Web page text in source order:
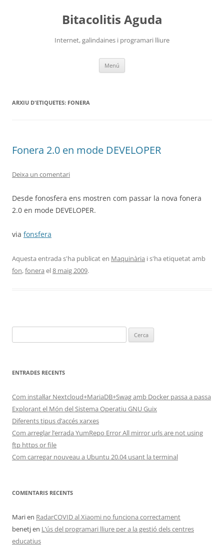
Bitacolitis Aguda
Internet, galindaines i programari lliure
Menú
ARXIU D'ETIQUETES: FONERA
Fonera 2.0 en mode DEVELOPER
Deixa un comentari
Desde fonosfera ens mostren com passar la nova fonera
2.0 en mode DEVELOPER.
via fonsfera
Aquesta entrada s'ha publicat en Maquinària i s'ha etiquetat amb
fon,fonera el8 maig 2009.
ENTRADES RECENTS
Com instal·lar Nextcloud+MariaDB+Swag amb Docker passa a passa
Explorant el Món del Sistema Operatiu GNU Guix
Diferents tipus d’accés xarxes
Com arreglar l’errada YumRepo Error All mirror urls are not using
ftp https or file
Com carregar nouveau a Ubuntu 20.04 usant la terminal
COMENTARIS RECENTS
Marien RadarCOVID al Xiaomi no funciona correctament
benetjen L’ús del programari lliure per a la gestió dels centres
educatius